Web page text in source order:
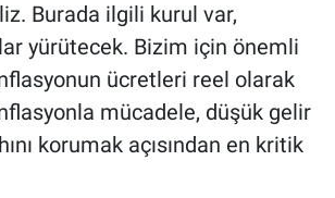
Burada ilgili kurul var,
yürütecek. Bizim için önemli
ücretleri reel olarak
mücadele, düşük gelir
korumak açısından en kritik